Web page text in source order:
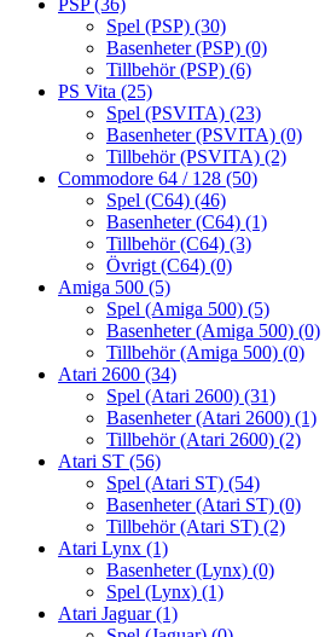
PSP(36)
Spel (PSP) (30)
Basenheter (PSP) (0)
Tillbehör (PSP) (6)
PS Vita (25)
Spel (PSVITA) (23)
Basenheter (PSVITA) (0)
Tillbehör (PSVITA) (2)
Commodore 64 / 128 (50)
Spel (C64) (46)
Basenheter (C64) (1)
Tillbehör (C64) (3)
Övrigt (C64) (0)
Amiga 500 (5)
Spel (Amiga 500) (5)
Basenheter (Amiga 500) (0)
Tillbehör (Amiga 500) (0)
Atari 2600 (34)
Spel (Atari 2600) (31)
Basenheter (Atari 2600) (1)
Tillbehör (Atari 2600) (2)
Atari ST (56)
Spel (Atari ST) (54)
Basenheter (Atari ST) (0)
Tillbehör (Atari ST) (2)
Atari Lynx (1)
Basenheter (Lynx) (0)
Spel (Lynx) (1)
Atari Jaguar(1)